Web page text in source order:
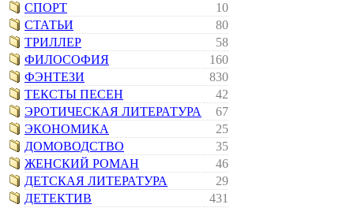
СПОРТ
10
СТАТЬИ
80
ТРИЛЛЕР
58
ФИЛОСОФИЯ
160
ФЭНТЕЗИ
830
ТЕКСТЫ ПЕСЕН
42
ЭРОТИЧЕСКАЯ ЛИТЕРАТУРА
67
ЭКОНОМИКА
25
ДОМОВОДСТВО
35
ЖЕНСКИЙ РОМАН
46
ДЕТСКАЯ ЛИТЕРАТУРА
29
ДЕТЕКТИВ
431